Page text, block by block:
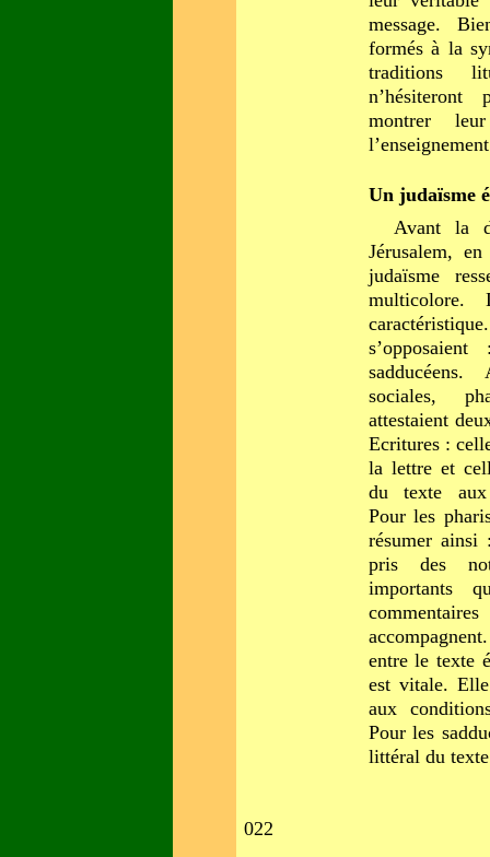
message.
formés à la
traditions
montrer leur
Un judaïsme
Avant la
Jérusalem,
judaïsme
sociales,
attestaient
Ecritures :
la lettre et
du texte aux
Pour les
résumer
pris des
importants
entre le texte
est vitale.
aux
Pour les
littéral du
022